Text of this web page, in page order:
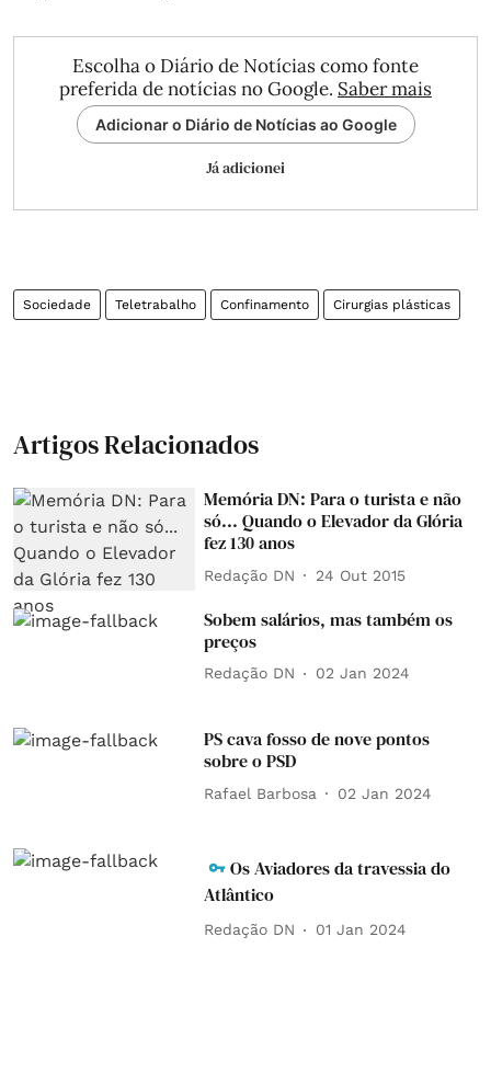
Escolha o Diário de Notícias como fonte
preferida de notícias no Google. Saber mais
Adicionar o Diário de Notícias ao Google
Já adicionei
Sociedade Teletrabalho Confinamento Cirurgias plásticas
Artigos Relacionados
Memória DN: Para o turista e não
só... Quando o Elevador da Glória
fez 130 anos
Redação DN 24 Out 2015
Sobem salários, mas também os
preços
Redação DN 02 Jan 2024
PS cava fosso de nove pontos
sobre o PSD
Rafael Barbosa 02 Jan 2024
Os Aviadores da travessia do
Atlântico
Redação DN 01 Jan 2024